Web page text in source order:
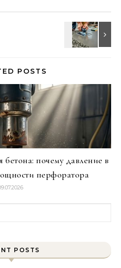
POSTS
почему давление в
перфоратора
POSTS